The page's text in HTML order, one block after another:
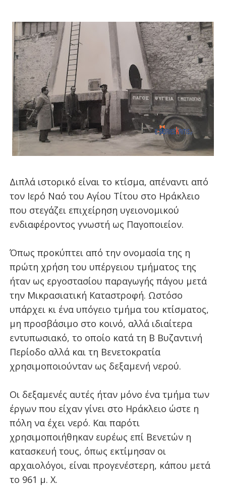
Διπλά ιστορικό είναι το κτίσμα, απέναντι από
τον Ιερό Ναό του Αγίου Τίτου στο Ηράκλειο
που στεγάζει επιχείρηση υγειονομικού
ενδιαφέροντος γνωστή ως Παγοποιείον.
Όπως προκύπτει από την ονομασία της η
πρώτη χρήση του υπέργειου τμήματος της
ήταν ως εργοστασίου παραγωγής πάγου μετά
την Μικρασιατική Καταστροφή. Ωστόσο
υπάρχει κι ένα υπόγειο τμήμα του κτίσματος,
μη προσβάσιμο στο κοινό, αλλά ιδιαίτερα
εντυπωσιακό, το οποίο κατά τη Β Βυζαντινή
Περίοδο αλλά και τη Βενετοκρατία
χρησιμοποιούνταν ως δεξαμενή νερού.
Οι δεξαμενές αυτές ήταν μόνο ένα τμήμα των
έργων που είχαν γίνει στο Ηράκλειο ώστε η
πόλη να έχει νερό. Και παρότι
χρησιμοποιήθηκαν ευρέως επί Βενετών η
κατασκευή τους, όπως εκτίμησαν οι
αρχαιολόγοι, είναι προγενέστερη, κάπου μετά
το 961 μ. Χ.